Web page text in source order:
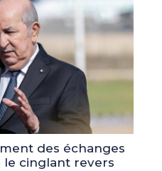
des échanges
le cinglant revers